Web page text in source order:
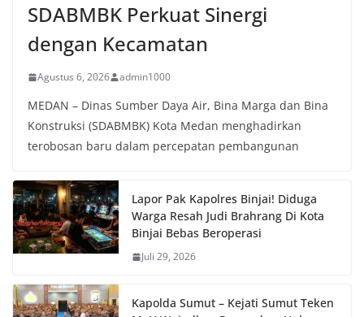
SDABMBK Perkuat Sinergi
dengan Kecamatan
Agustus 6, 2026 admin1000
MEDAN – Dinas Sumber Daya Air, Bina Marga dan Bina
Konstruksi (SDABMBK) Kota Medan menghadirkan
terobosan baru dalam percepatan pembangunan
Lapor Pak Kapolres Binjai! Diduga
Warga Resah Judi Brahrang Di Kota
Binjai Bebas Beroperasi
Juli 29, 2026
Kapolda Sumut – Kejati Sumut Teken